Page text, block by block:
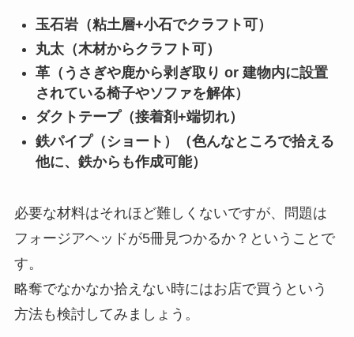
玉石岩（粘土層+小石でクラフト可）
丸太（木材からクラフト可）
革（うさぎや鹿から剥ぎ取り or 建物内に設置
されている椅子やソファを解体）
ダクトテープ（接着剤+端切れ）
鉄パイプ（ショート）（色んなところで拾える
他に、鉄からも作成可能）
必要な材料はそれほど難しくないですが、問題は
フォージアヘッドが5冊見つかるか？ということで
す。
略奪でなかなか拾えない時にはお店で買うという
方法も検討してみましょう 。